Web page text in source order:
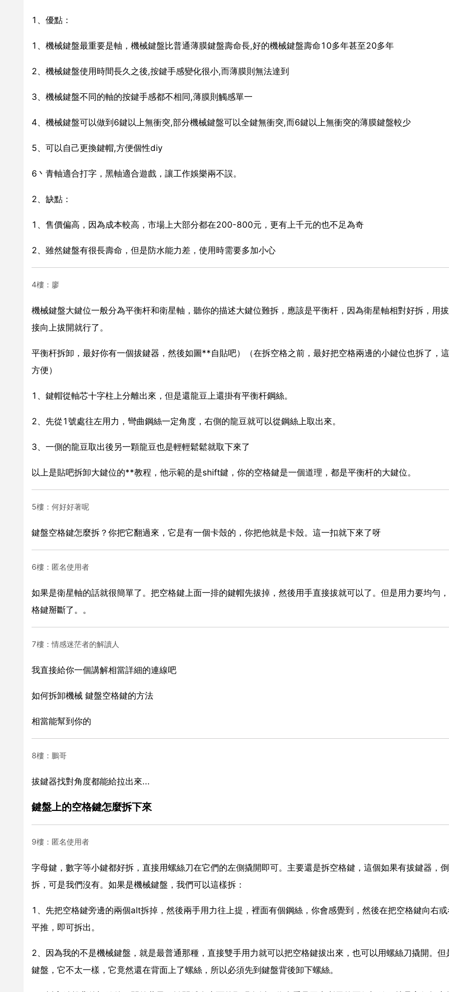
1、優點：
1、機械鍵盤最重要是軸，機械鍵盤比普通薄膜鍵盤壽命長,好的機械鍵盤壽命10多年甚至20多年
2、機械鍵盤使用時間長久之後,按鍵手感變化很小,而薄膜則無法達到
3、機械鍵盤不同的軸的按鍵手感都不相同,薄膜則觸感單一
4、機械鍵盤可以做到6鍵以上無衝突,部分機械鍵盤可以全鍵無衝突,而6鍵以上無衝突的薄膜鍵盤較少
5、可以自己更換鍵帽,方便個性diy
6丶青軸適合打字，黑軸適合遊戲，讓工作娛樂兩不誤。
2、缺點：
1、售價偏高，因為成本較高，市場上大部分都在200-800元，更有上千元的也不足為奇
2、雖然鍵盤有很長壽命，但是防水能力差，使用時需要多加小心
4樓：廖
機械鍵盤大鍵位一般分為平衡杆和衛星軸，聽你的描述大鍵位難拆，應該是平衡杆，因為衛星軸相對好拆，用
接向上拔開就行了。
平衡杆拆卸，最好你有一個拔鍵器，然後如圖**自貼吧）（在拆空格之前，最好把空格兩邊的小鍵位也拆了，
方便）
1、鍵帽從軸芯十字柱上分離出來，但是還龍豆上還掛有平衡杆鋼絲。
2、先從1號處往左用力，彎曲鋼絲一定角度，右側的龍豆就可以從鋼絲上取出來。
3、一側的龍豆取出後另一顆龍豆也是輕輕鬆鬆就取下來了
以上是貼吧拆卸大鍵位的**教程，他示範的是shift鍵，你的空格鍵是一個道理，都是平衡杆的大鍵位。
5樓：何好好著呢
鍵盤空格鍵怎麼拆？你把它翻過來，它是有一個卡殼的，你把他就是卡殼。這一扣就下來了呀
6樓：匿名使用者
如果是衛星軸的話就很簡單了。把空格鍵上面一排的鍵帽先拔掉，然後用手直接拔就可以了。但是用力要均勻
格鍵掰斷了。。
7樓：情感迷茫者的解讀人
我直接給你一個講解相當詳細的連線吧
如何拆卸機械 鍵盤空格鍵的方法
相當能幫到你的
8樓：鵬哥
拔鍵器找對角度都能給拉出來...
鍵盤上的空格鍵怎麼拆下來
9樓：匿名使用者
字母鍵，數字等小鍵都好拆，直接用螺絲刀在它們的左側撬開即可。主要還是拆空格鍵，這個如果有拔鍵器，
拆，可是我們沒有。如果是機械鍵盤，我們可以這樣拆：
1、先把空格鍵旁邊的兩個alt拆掉，然後兩手用力往上提，裡面有個鋼絲，你會感覺到，然後在把空格鍵向右
平推，即可拆出。
2、因為我的不是機械鍵盤，就是最普通那種，直接雙手用力就可以把空格鍵拔出來，也可以用螺絲刀撬開。但
鍵盤，它不太一樣，它竟然還在背面上了螺絲，所以必須先到鍵盤背後卸下螺絲。